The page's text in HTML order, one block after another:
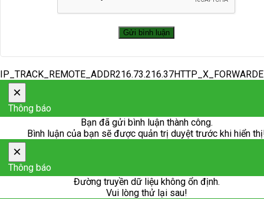
×
Thông báo
Bạn đã gửi bình luận thành công.
Bình luận của bạn sẽ được quản trị duyệt trước khi hiển
×
Thông báo
Đường truyền dữ liệu không ổn định.
Vui lòng thử lại sau!